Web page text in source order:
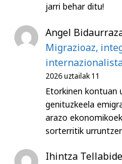
jarri behar ditu!
Angel
Migrazioaz,
2026 uztailak 11
Etorkinen kontuan
genituzkeela
arazo
sorterritik
Ihintza